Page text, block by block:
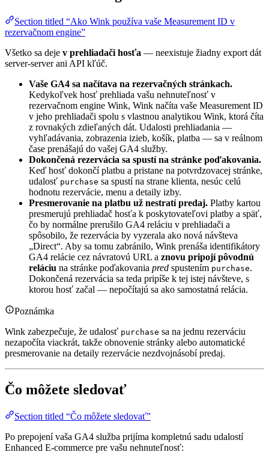
Section titled “Ako Wink používa vaše Measurement ID v
rezervačnom engine”
Všetko sa deje v prehliadači hosťa — neexistuje žiadny export dát
server-server ani API kľúč.
Vaše GA4 sa načítava na rezervačných stránkach.
Kedykoľvek hosť prehliada vašu nehnuteľnosť v
rezervačnom engine Wink, Wink načíta vaše Measurement ID
v jeho prehliadači spolu s vlastnou analytikou Wink, ktorá číta
z rovnakých zdieľaných dát. Udalosti prehliadania —
vyhľadávania, zobrazenia izieb, košík, platba — sa v reálnom
čase prenášajú do vašej GA4 služby.
Dokončená rezervácia sa spustí na stránke poďakovania.
Keď hosť dokončí platbu a pristane na potvrdzovacej stránke,
udalosť purchase sa spustí na strane klienta, nesúc celú
hodnotu rezervácie, menu a detaily izby.
Presmerovanie na platbu už nestratí predaj. Platby kartou
presmerujú prehliadač hosťa k poskytovateľovi platby a späť,
čo by normálne prerušilo GA4 reláciu v prehliadači a
spôsobilo, že rezervácia by vyzerala ako nová návšteva
„Direct“. Aby sa tomu zabránilo, Wink prenáša identifikátory
GA4 relácie cez návratovú URL a znovu pripojí pôvodnú
reláciu na stránke poďakovania pred spustením purchase.
Dokončená rezervácia sa teda pripíše k tej istej návšteve, s
ktorou hosť začal — nepočítajú sa ako samostatná relácia.
Poznámka
Wink zabezpečuje, že udalosť purchase sa na jednu rezerváciu
nezapočíta viackrát, takže obnovenie stránky alebo automatické
presmerovanie na detaily rezervácie nezdvojnásobí predaj.
Čo môžete sledovať
Section titled “Čo môžete sledovať”
Po prepojení vaša GA4 služba prijíma kompletnú sadu udalostí
Enhanced E-commerce pre vašu nehnuteľnosť: